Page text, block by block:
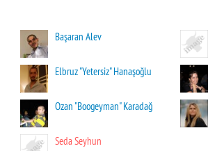
Başaran Alev
Elbruz "Yetersiz" Hanaşoğlu
Ozan "Boogeyman" Karadağ
Seda Seyhun